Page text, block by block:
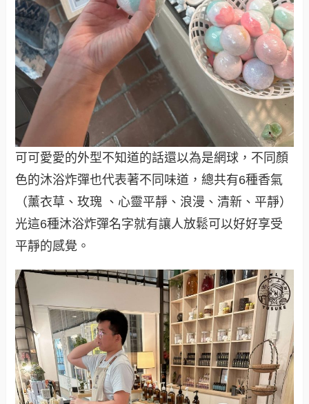
可可愛愛的外型不知道的話還以為是網球，不同顏
色的沐浴炸彈也代表著不同味道，總共有6種香氣
（薰衣草、玫瑰 、心靈平靜、浪漫、清新、平靜）
光這6種沐浴炸彈名字就有讓人放鬆可以好好享受
平靜的感覺。